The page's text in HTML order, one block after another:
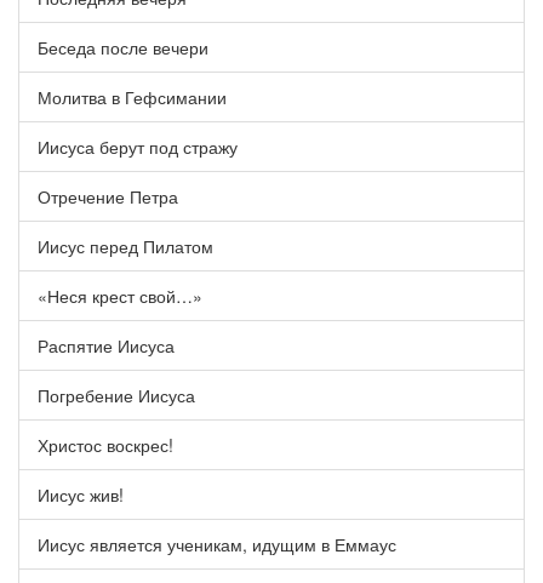
Беседа после вечери
Молитва в Гефсимании
Иисуса берут под стражу
Отречение Петра
Иисус перед Пилатом
«Неся крест свой…»
Распятие Иисуса
Погребение Иисуса
Христос воскрес!
Иисус жив!
Иисус является ученикам, идущим в Еммаус